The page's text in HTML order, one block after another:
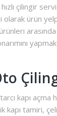
çilingir
olarak ürün
kapı
kapı tamiri,